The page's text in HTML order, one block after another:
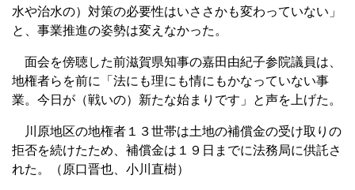
水や治水の）対策の必要性はいささかも変わっていない」
と、事業推進の姿勢は変えなかった。
面会を傍聴した前滋賀県知事の嘉田由紀子参院議員は、
地権者らを前に「法にも理にも情にもかなっていない事
業。今日が（戦いの）新たな始まりです」と声を上げた。
川原地区の地権者１３世帯は土地の補償金の受け取りの
拒否を続けたため、補償金は１９日までに法務局に供託さ
れた。（原口晋也、小川直樹）